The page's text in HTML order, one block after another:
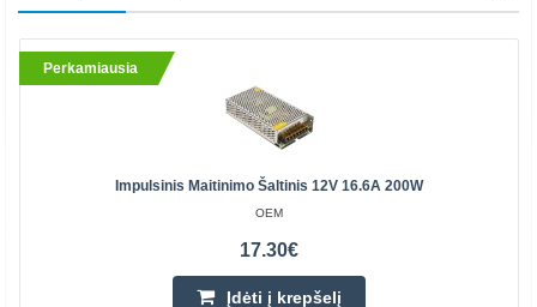
Perkamiausia
Impulsinis Maitinimo Šaltinis 12V 16.6A 200W
OEM
17.30€
Įdėti į krepšelį